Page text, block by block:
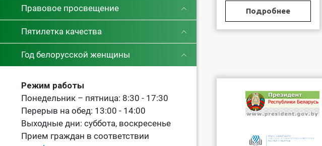
Правовое просвещение
Пятилетка качества
Год белорусской женщины
Режим работы
Понедельник – пятница: 8:30 - 17:30
Перерыв на обед: 13:00 - 14:00
Выходные дни: суббота, воскресенье
Прием граждан в соответствии
исчисляется
исходя из размера
бюджета
Подробнее